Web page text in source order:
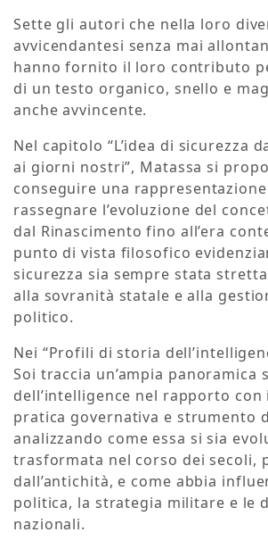
Sette gli autori che nella loro
avvicendantesi senza mai
hanno fornito il loro contributo
di un testo organico, snello e
anche avvincente.
Nel capitolo “L’idea di sicurezza
ai giorni nostri”, Matassa si
conseguire una
rassegnare l’evoluzione del
dal Rinascimento fino all’era
punto di vista filosofico
sicurezza sia sempre stata
alla sovranità statale e alla
politico.
Nei “Profili di storia
Soi traccia un’ampia panoramica
dell’intelligence nel rapporto
pratica governativa e strumento
analizzando come essa si sia
trasformata nel corso dei secoli,
dall’antichità, e come abbia
politica, la strategia militare e le
nazionali.